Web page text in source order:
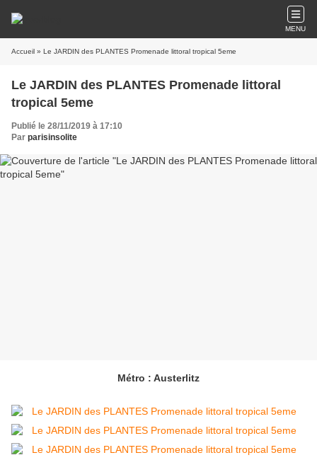
MENU
Accueil » Le JARDIN des PLANTES Promenade littoral tropical 5eme
Le JARDIN des PLANTES Promenade littoral
tropical 5eme
Publié le 28/11/2019 à 17:10
Par parisinsolite
Métro : Austerlitz